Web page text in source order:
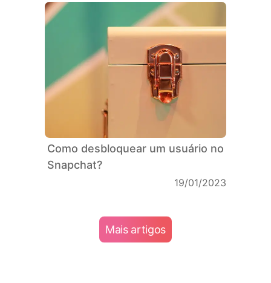
Como desbloquear um usuário no
Snapchat?
19/01/2023
Mais artigos